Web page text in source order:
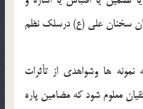
سخنان علي (ع) درسلک نظم
ها وشواهدي از تأثرات
معلوم شود که مضامين پاره